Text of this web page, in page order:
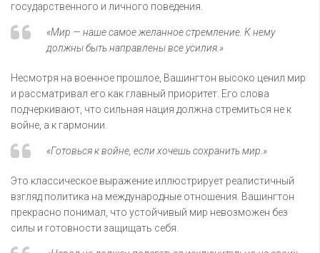
государственного и личного поведения.
«Мир — наше самое желанное стремление. К нему
должны быть направлены все усилия.»
Несмотря на военное прошлое, Вашингтон высоко ценил мир
и рассматривал его как главный приоритет. Его слова
подчеркивают, что сильная нация должна стремиться не к
войне, а к гармонии.
«Готовься к войне, если хочешь сохранить мир.»
Это классическое выражение иллюстрирует реалистичный
взгляд политика на международные отношения. Вашингтон
прекрасно понимал, что устойчивый мир невозможен без
силы и готовности защищать себя.